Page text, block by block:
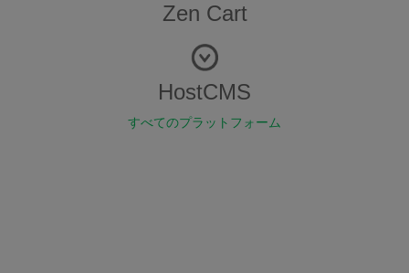
Zen​ ​Cart
HostCMS
すべてのプラットフォーム